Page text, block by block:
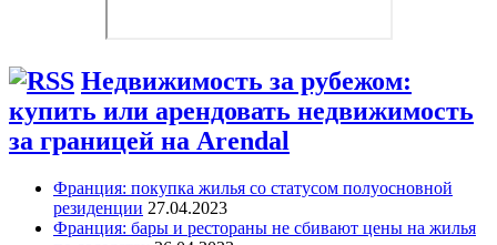
Недвижимость за рубежом:
купить или арендовать недвижимость
за границей на Arendal
Франция: покупка жилья со статусом полуосновной
резиденции 27.04.2023
Франция: бары и рестораны не сбивают цены на жилья